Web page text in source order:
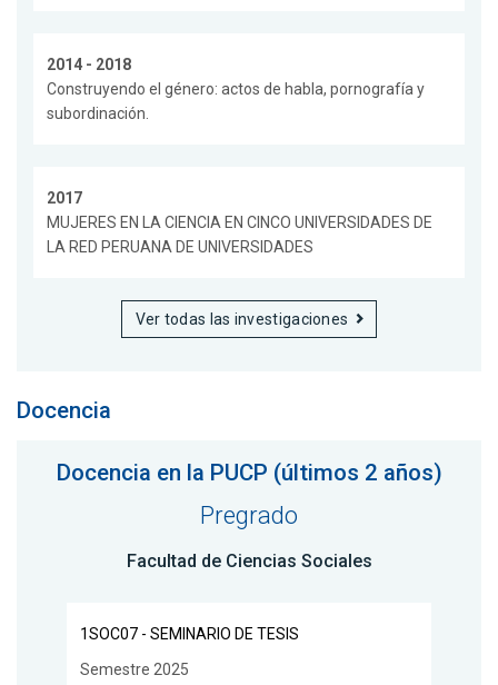
2014 - 2018
Construyendo el género: actos de habla, pornografía y
subordinación.
2017
MUJERES EN LA CIENCIA EN CINCO UNIVERSIDADES DE
LA RED PERUANA DE UNIVERSIDADES
Ver todas las investigaciones
Docencia
Docencia en la PUCP (últimos 2 años)
Pregrado
Facultad de Ciencias Sociales
1SOC07 - SEMINARIO DE TESIS
Semestre 2025